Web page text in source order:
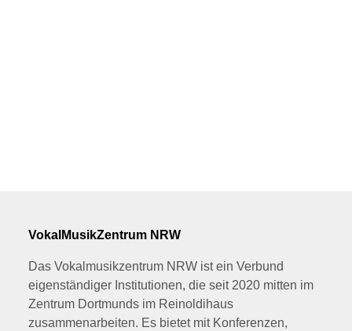
VokalMusikZentrum NRW
Das Vokalmusikzentrum NRW ist ein Verbund
eigenständiger Institutionen, die seit 2020 mitten im
Zentrum Dortmunds im Reinoldihaus
zusammenarbeiten. Es bietet mit Konferenzen,